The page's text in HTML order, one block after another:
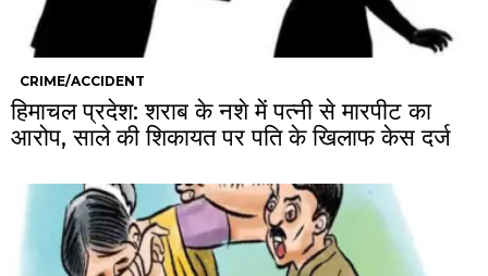
CRIME/ACCIDENT
हिमाचल प्रदेश: शराब के नशे में पत्नी से मारपीट का
आरोप, साले की शिकायत पर पति के खिलाफ केस दर्ज